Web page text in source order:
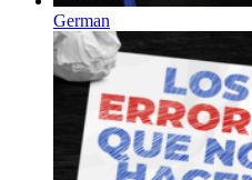
German